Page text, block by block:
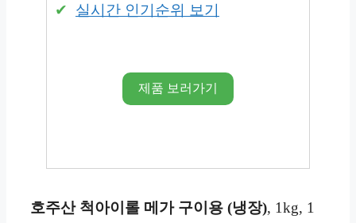
실시간 인기순위 보기
제품 보러가기
호주산 척아이롤 메가 구이용 (냉장), 1kg, 1